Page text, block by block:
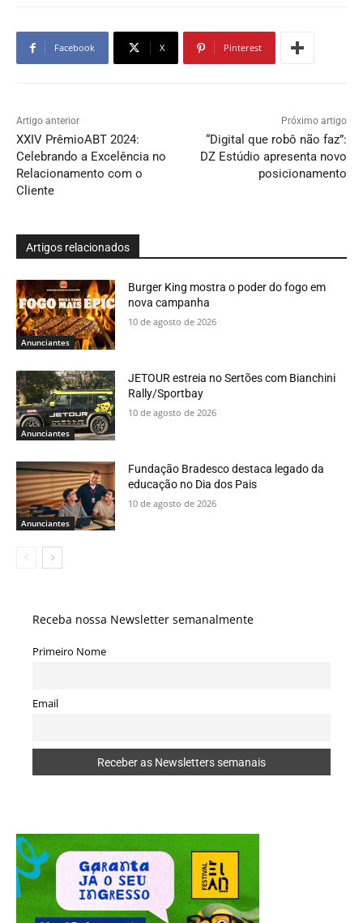
Facebook X Pinterest
Artigo anterior
XXIV PrêmioABT 2024:
Celebrando a Excelência no
Relacionamento com o
Cliente
Próximo artigo
“Digital que robô não faz”:
DZ Estúdio apresenta novo
posicionamento
Artigos relacionados
Anunciantes
Burger King mostra o poder do fogo em
nova campanha
10 de agosto de 2026
Anunciantes
JETOUR estreia no Sertões com Bianchini
Rally/Sportbay
10 de agosto de 2026
Anunciantes
Fundação Bradesco destaca legado da
educação no Dia dos Pais
10 de agosto de 2026
Receba nossa Newsletter semanalmente
Primeiro Nome
Email